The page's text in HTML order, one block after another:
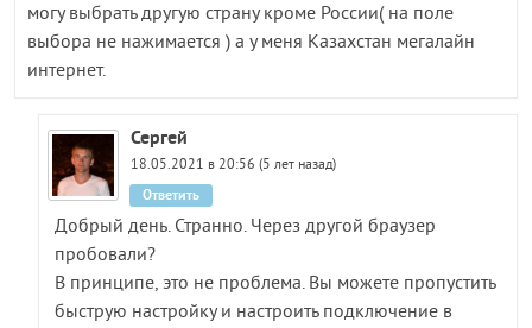
могу выбрать другую страну кроме России( на поле
выбора не нажимается ) а у меня Казахстан мегалайн
интернет.
Сергей
18.05.2021 в 20:56 (5 лет назад)
Добрый день. Странно. Через другой браузер
пробовали?
В принципе, это не проблема. Вы можете пропустить
быструю настройку и настроить подключение в
Ответить